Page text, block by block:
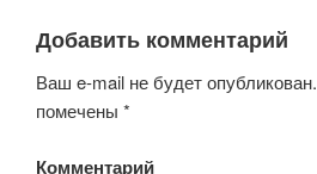
Добавить комментарий
Ваш e-mail не будет опубликован.
помечены *
Комментарий